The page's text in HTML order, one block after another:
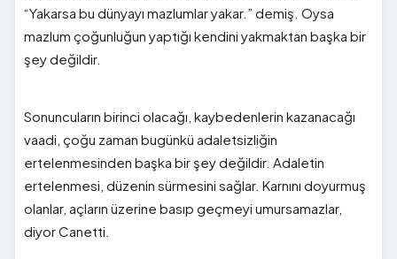
“Yakarsa bu dünyayı mazlumlar yakar.” demiş. Oysa
mazlum çoğunluğun yaptığı kendini yakmaktan başka bir
şey değildir.
Sonuncuların birinci olacağı, kaybedenlerin kazanacağı
vaadi, çoğu zaman bugünkü adaletsizliğin
ertelenmesinden başka bir şey değildir. Adaletin
ertelenmesi, düzenin sürmesini sağlar. Karnını doyurmuş
olanlar, açların üzerine basıp geçmeyi umursamazlar,
diyor Canetti.